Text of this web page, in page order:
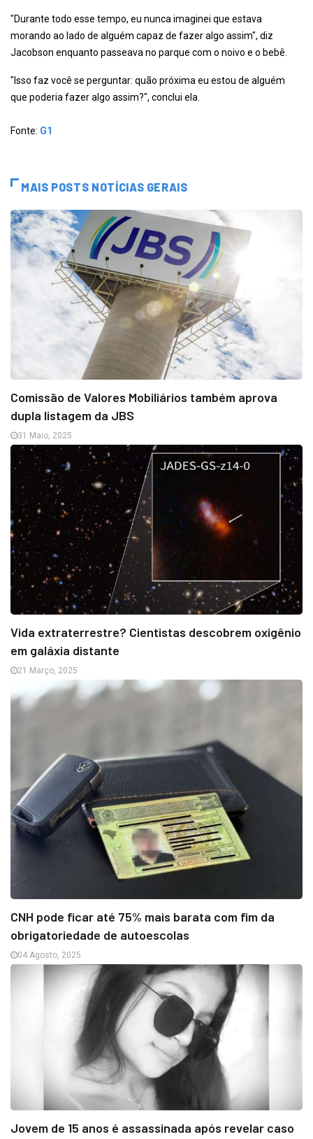
"Durante todo esse tempo, eu nunca imaginei que estava
morando ao lado de alguém capaz de fazer algo assim", diz
Jacobson enquanto passeava no parque com o noivo e o bebê.
"Isso faz você se perguntar: quão próxima eu estou de alguém
que poderia fazer algo assim?", conclui ela.
Fonte: G1
MAIS POSTS NOTÍCIAS GERAIS
Comissão de Valores Mobiliários também aprova
dupla listagem da JBS
31 Maio, 2025
Vida extraterrestre? Cientistas descobrem oxigênio
em galáxia distante
21 Março, 2025
CNH pode ficar até 75% mais barata com fim da
obrigatoriedade de autoescolas
04 Agosto, 2025
Jovem de 15 anos é assassinada após revelar caso